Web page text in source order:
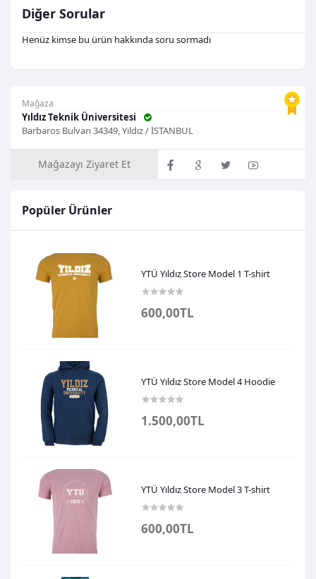
Mağaza
Yıldız Teknik Üniversitesi
Barbaros Bulvarı 34349, Yıldız / İSTANBUL
Mağazayı Ziyaret Et
Popüler Ürünler
YTÜ Yıldız Store Model 1 T-shirt
600,00TL
YTÜ Yıldız Store Model 4 Hoodie
1.500,00TL
YTÜ Yıldız Store Model 3 T-shirt
600,00TL
Diğer Sorular
Henüz kimse bu ürün hakkında soru sormadı